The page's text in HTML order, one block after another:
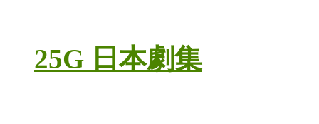
25G 日本劇集